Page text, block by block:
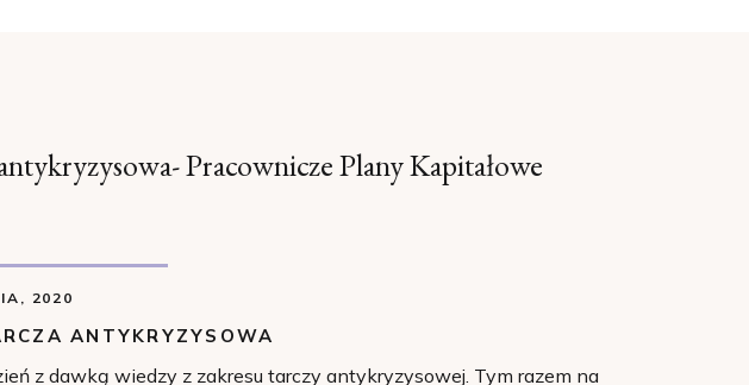
z dawką wiedzy z zakresu tarczy antykryzysowej. Tym razem na
ANTYKRYZYSOWA
2020
Pracownicze Plany Kapitałowe